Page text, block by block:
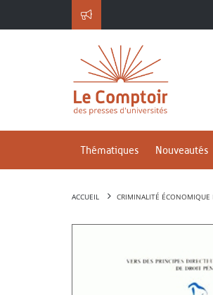
Thématiques Nouveautés
ACCUEIL CRIMINALITÉ ÉCONOMIQUE